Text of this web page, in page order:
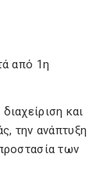
από 1η
και
την ανάπτυξη
των